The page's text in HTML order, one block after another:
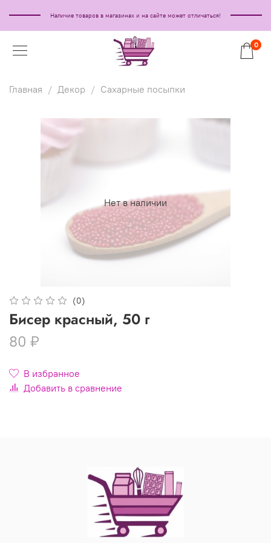
Наличие товаров в магазинах и на сайте может отличаться!
0
Главная Декор Сахарные посыпки
Нет в наличии
(0)
Бисер красный, 50 г
80 ₽
В избранное
Добавить в сравнение